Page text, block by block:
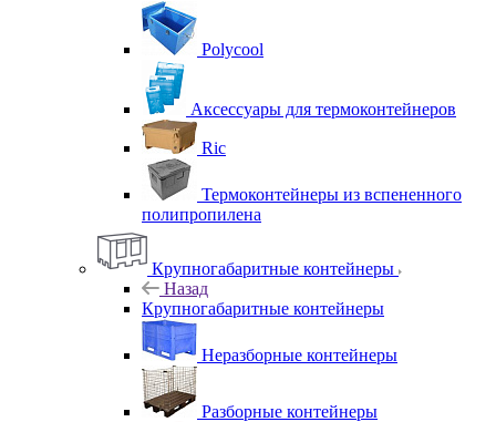
Polycool
Аксессуары для термоконтейнеров
Ric
Термоконтейнеры из вспененного
полипропилена
Крупногабаритные контейнеры
Назад
Крупногабаритные контейнеры
Неразборные контейнеры
Разборные контейнеры